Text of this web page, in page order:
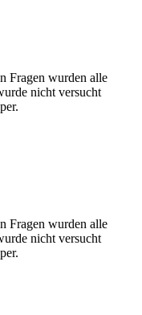
Fragen wurden alle
nicht versucht
Fragen wurden alle
nicht versucht